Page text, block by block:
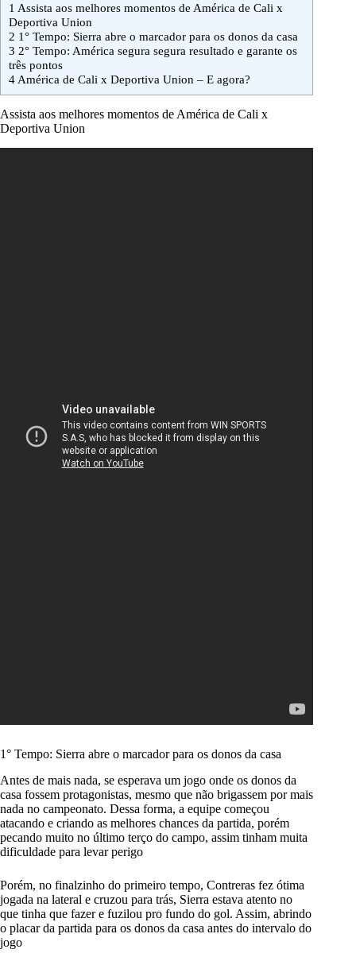
1 Assista aos melhores momentos de América de Cali x
Deportiva Union
2 1° Tempo: Sierra abre o marcador para os donos da casa
3 2° Tempo: América segura segura resultado e garante os
três pontos
4América de Cali x Deportiva Union – E agora?
Assista aos melhores momentos de América de Cali x
Deportiva Union
1° Tempo: Sierra abre o marcador para os donos da casa
Antes de mais nada, se esperava um jogo onde os donos da
casa fossem protagonistas, mesmo que não brigassem por mais
nada no campeonato. Dessa forma, a equipe começou
atacando e criando as melhores chances da partida, porém
pecando muito no último terço do campo, assim tinham muita
dificuldade para levar perigo
Porém, no finalzinho do primeiro tempo, Contreras fez ótima
jogada na lateral e cruzou para trás, Sierra estava atento no
que tinha que fazer e fuzilou pro fundo do gol. Assim, abrindo
o placar da partida para os donos da casa antes do intervalo do
jogo